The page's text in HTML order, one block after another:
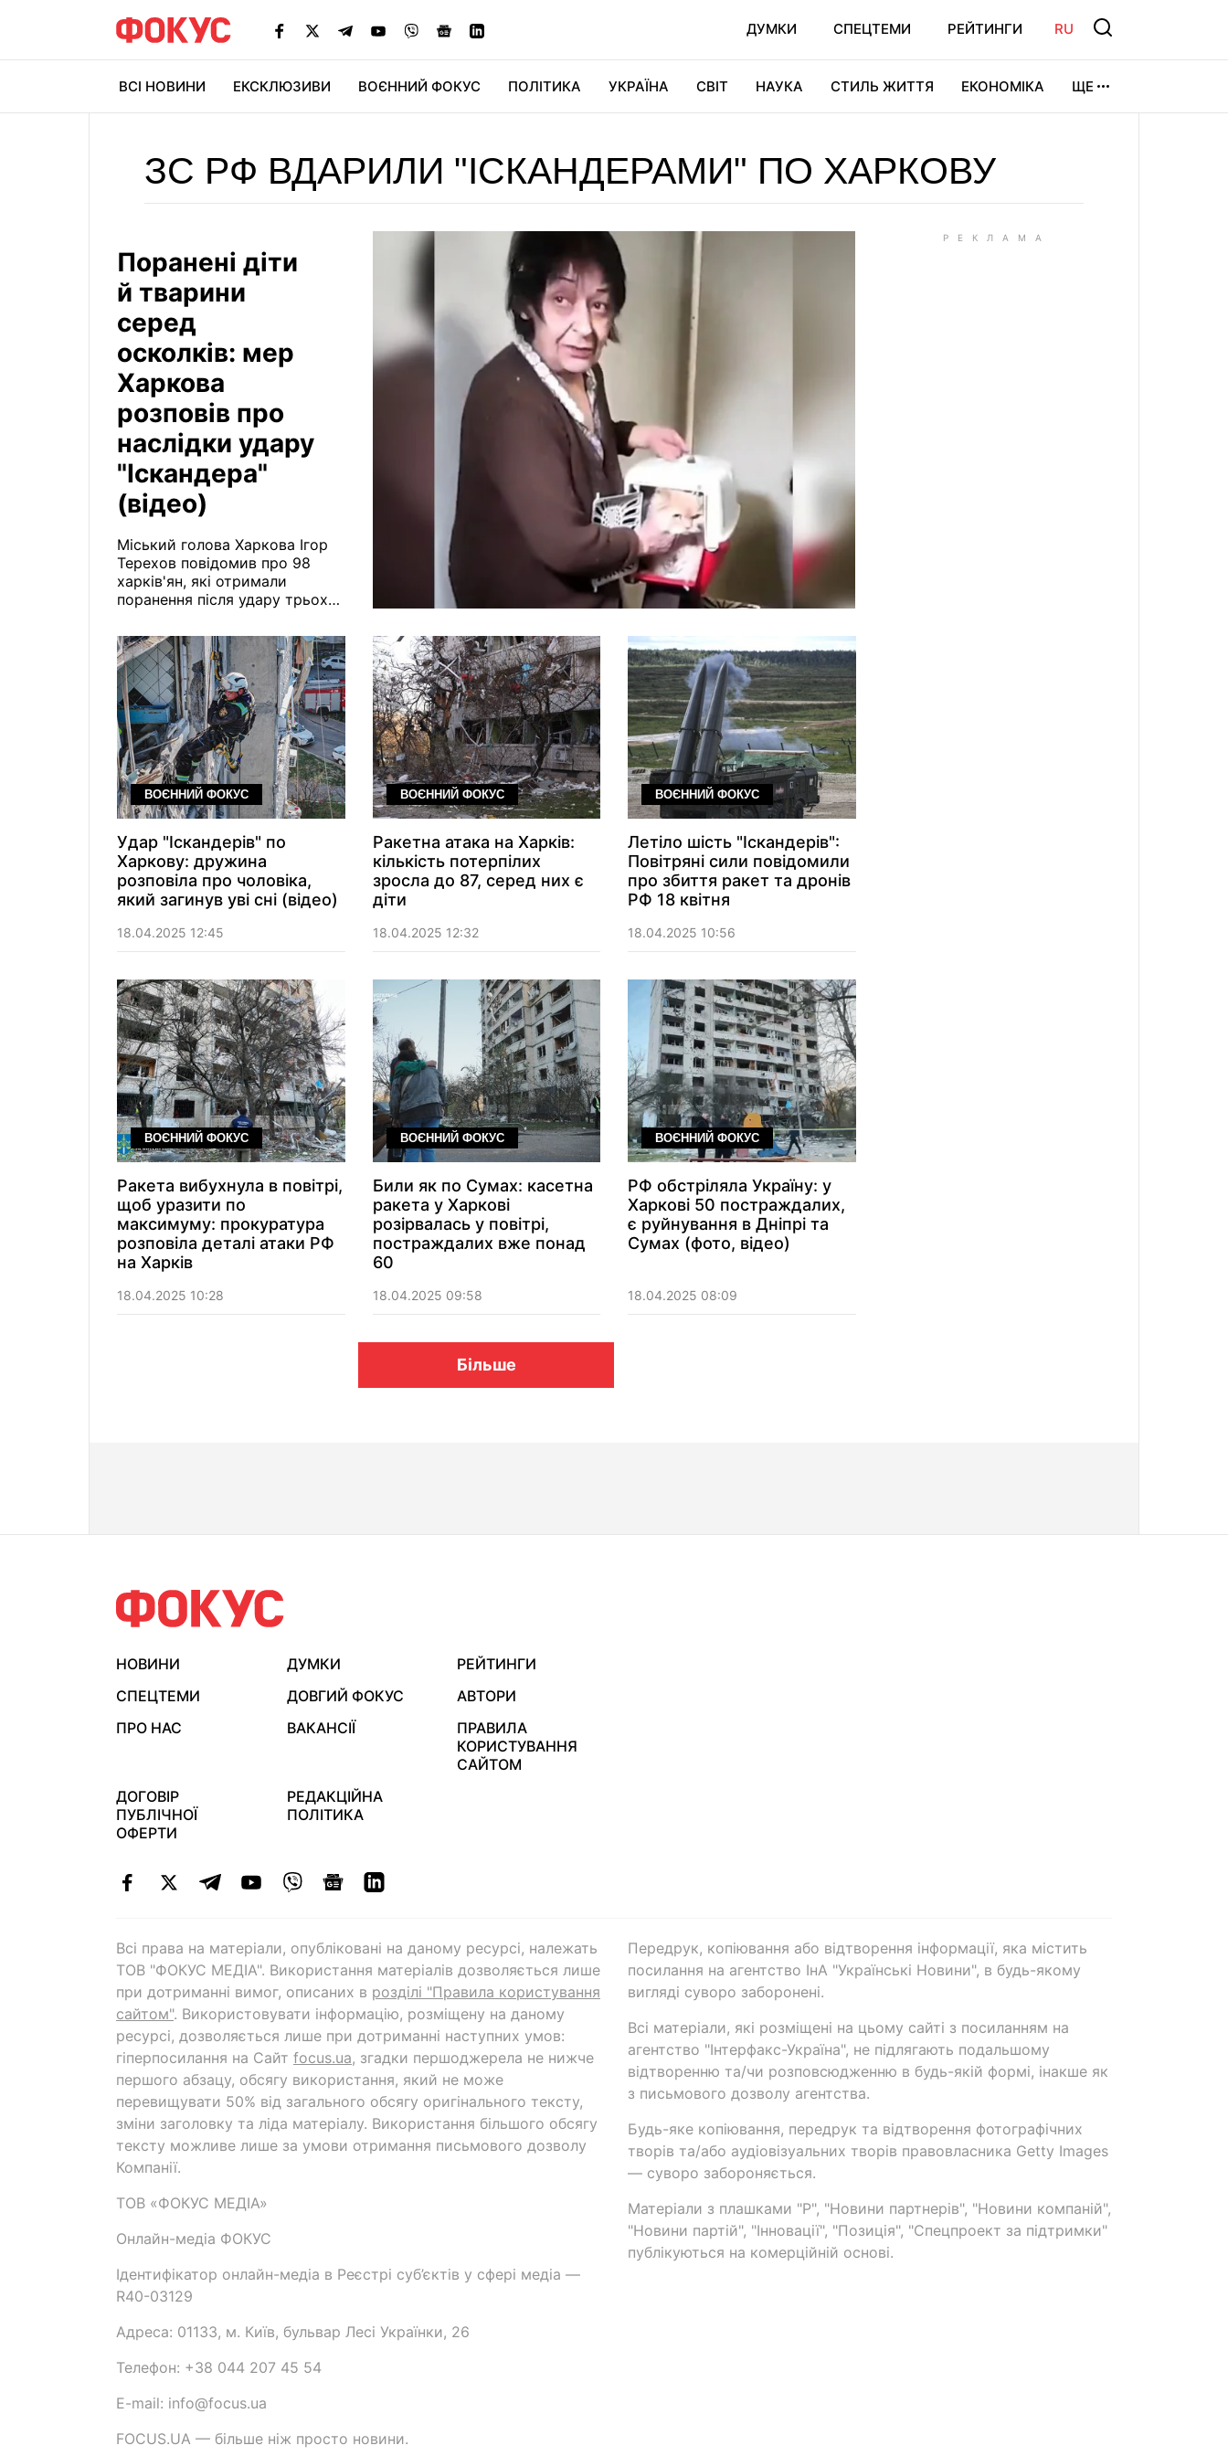
ДУМКИ СПЕЦТЕМИ РЕЙТИНГИ RU
ВСІ НОВИНИ ЕКСКЛЮЗИВИ ВОЄННИЙ ФОКУС ПОЛІТИКА УКРАЇНА СВІТ НАУКА СТИЛЬ ЖИТТЯ ЕКОНОМІКА ЩЕ
ЗС РФ ВДАРИЛИ "ІСКАНДЕРАМИ" ПО ХАРКОВУ
Поранені діти
й тварини
серед
осколків: мер
Харкова
розповів про
наслідки удару
"Іскандера"
(відео)
Міський голова Харкова Ігор
Терехов повідомив про 98
харків'ян, які отримали
поранення після удару трьох
Російські засоби ураження
завдали шкоди на площі
близько 1 кв. км. Місцеві
жителі показали розтрощені
квартири й тварин, яких
засипало осколками вікон.
ВОЄННИЙ ФОКУС
Удар "Іскандерів" по
Харкову: дружина
розповіла про чоловіка,
який загинув уві сні (відео)
18.04.2025 12:45
ВОЄННИЙ ФОКУС
Ракетна атака на Харків:
кількість потерпілих
зросла до 87, серед них є
діти
18.04.2025 12:32
ВОЄННИЙ ФОКУС
Летіло шість "Іскандерів":
Повітряні сили повідомили
про збиття ракет та дронів
РФ 18 квітня
18.04.2025 10:56
ВОЄННИЙ ФОКУС
Ракета вибухнула в повітрі,
щоб уразити по
максимуму: прокуратура
розповіла деталі атаки РФ
на Харків
18.04.2025 10:28
ВОЄННИЙ ФОКУС
Били як по Сумах: касетна
ракета у Харкові
розірвалась у повітрі,
постраждалих вже понад
60
18.04.2025 09:58
ВОЄННИЙ ФОКУС
РФ обстріляла Україну: у
Харкові 50 постраждалих,
є руйнування в Дніпрі та
Сумах (фото, відео)
18.04.2025 08:09
Більше
НОВИНИ ДУМКИ
РЕЙТИНГИ
СПЕЦТЕМИ
ДОВГИЙ ФОКУС
АВТОРИ
ПРО НАС
ВАКАНСІЇ
ПРАВИЛА
КОРИСТУВАННЯ
САЙТОМ
ДОГОВІР
ПУБЛІЧНОЇ
ОФЕРТИ
РЕДАКЦІЙНА
ПОЛІТИКА
Всі права на матеріали, опубліковані на даному ресурсі, належать
ТОВ "ФОКУС МЕДІА". Використання матеріалів дозволяється лише
при дотриманні вимог, описаних в розділі "Правила користування
сайтом". Використовувати інформацію, розміщену на даному
ресурсі, дозволяється лише при дотриманні наступних умов:
гіперпосилання на Cайт focus.ua, згадки першоджерела не нижче
першого абзацу, обсягу використання, який не може
перевищувати 50% від загального обсягу оригінального тексту,
зміни заголовку та ліда матеріалу. Використання більшого обсягу
тексту можливе лише за умови отримання письмового дозволу
Компанії.
ТОВ «ФОКУС МЕДІА»
Онлайн-медіа ФОКУС
Ідентифікатор онлайн-медіа в Реєстрі суб’єктів у сфері медіа —
R40-03129
Адреса: 01133, м. Київ, бульвар Лесі Українки, 26
Телефон: +38 044 207 45 54
E-mail: info@focus.ua
FOCUS.UA — більше ніж просто новини.
Передрук, копіювання або відтворення інформації, яка містить
посилання на агентство ІнА "Українські Новини", в будь-якому
вигляді суворо заборонені.
Всі матеріали, які розміщені на цьому сайті з посиланням на
агентство "Інтерфакс-Україна", не підлягають подальшому
відтворенню та/чи розповсюдженню в будь-якій формі, інакше як
з письмового дозволу агентства.
Будь-яке копіювання, передрук та відтворення фотографічних
творів та/або аудіовізуальних творів правовласника Getty Images
— суворо забороняється.
Матеріали з плашками "Р", "Новини партнерів", "Новини компаній",
"Новини партій", "Інновації", "Позиція", "Спецпроект за підтримки"
публікуються на комерційній основі.